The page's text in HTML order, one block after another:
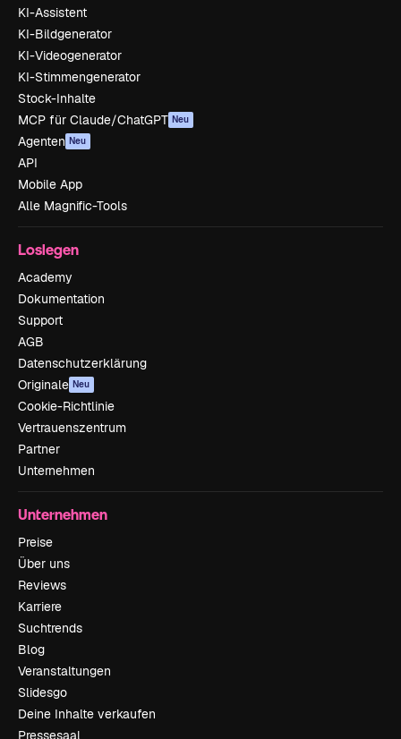
KI-Assistent
KI-Bildgenerator
KI-Videogenerator
KI-Stimmengenerator
Stock-Inhalte
MCP für Claude/ChatGPT Neu
Agenten Neu
API
Mobile App
Alle Magnific-Tools
Loslegen
Academy
Dokumentation
Support
AGB
Datenschutzerklärung
Originale Neu
Cookie-Richtlinie
Vertrauenszentrum
Partner
Unternehmen
Unternehmen
Preise
Über uns
Reviews
Karriere
Suchtrends
Blog
Veranstaltungen
Slidesgo
Deine Inhalte verkaufen
Pressesaal